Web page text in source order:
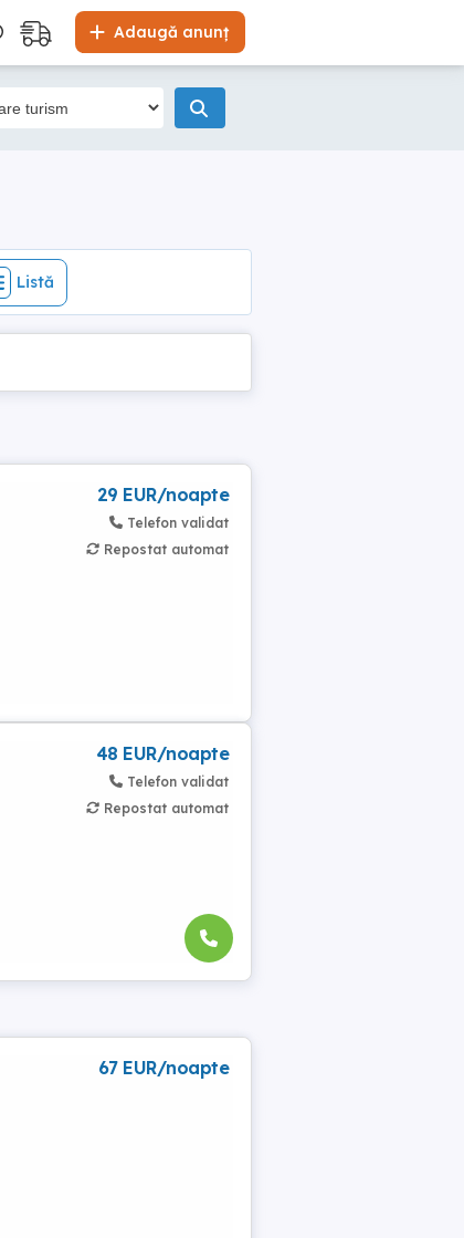
Adaugă anunț
Listă
Listă
29 EUR/noapte
Telefon validat
Repostat automat
48 EUR/noapte
Telefon validat
Repostat automat
67 EUR/noapte